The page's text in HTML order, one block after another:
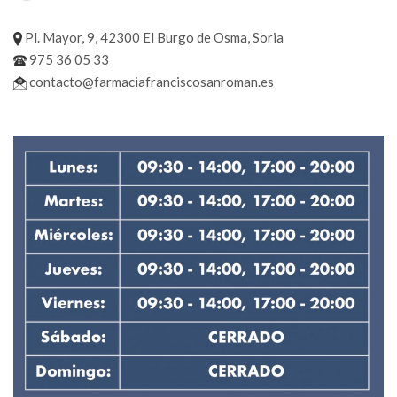
Pl. Mayor, 9, 42300 El Burgo de Osma, Soria
975 36 05 33
contacto@farmaciafranciscosanroman.es